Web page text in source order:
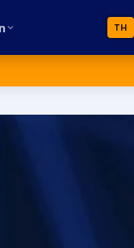
TH